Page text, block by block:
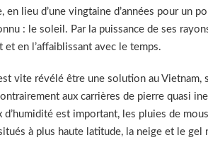
en lieu d’une vingtaine d’années pour un
: le soleil. Par la puissance de ses
en l’affaiblissant avec le temps.
vite révélé être une solution au Vietnam,
aux carrières de pierre quasi
est important, les pluies de
à plus haute latitude, la neige et le